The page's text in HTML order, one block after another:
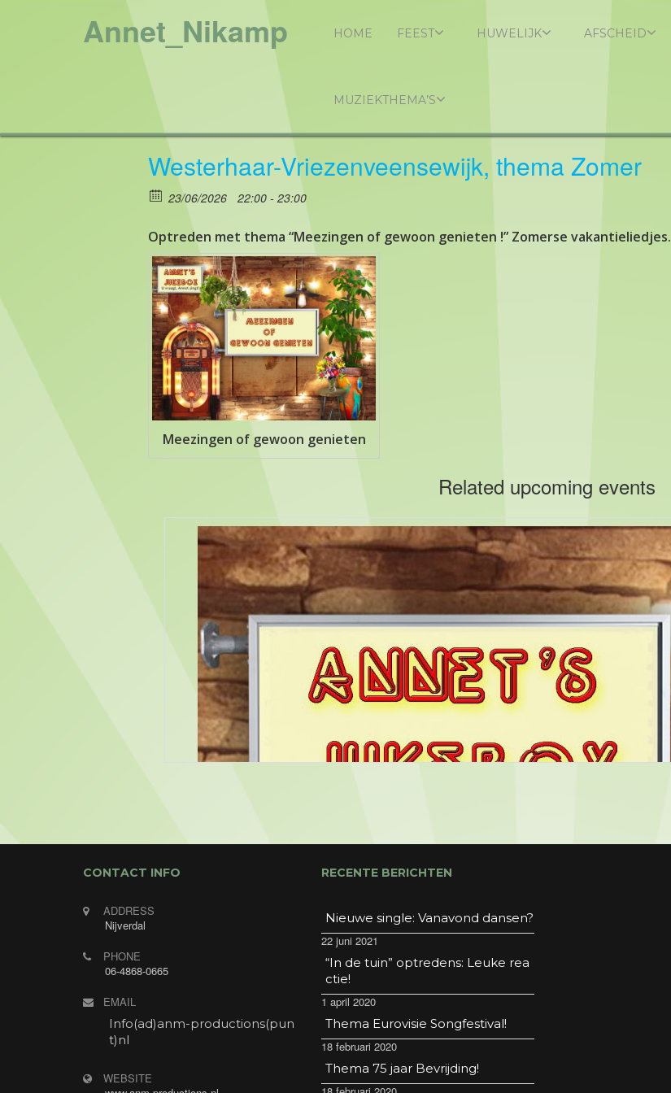
Annet_Nikamp HOME FEEST HUWELIJK AFSCHEID
MUZIEKTHEMA’S
Westerhaar-Vriezenveensewijk, thema Zomer
23/06/2026 22:00 - 23:00
Optreden met thema “Meezingen of gewoon genieten !” Zomerse vakantieliedjes.
Meezingen of gewoon genieten
Related upcoming events
CONTACT INFO
ADDRESS
Nijverdal
PHONE
06-4868-0665
EMAIL
Info(ad)anm-productions(pun
t)nl
WEBSITE
RECENTE BERICHTEN
Nieuwe single: Vanavond dansen?
22 juni 2021
“In de tuin” optredens: Leuke rea
ctie!
1 april 2020
Thema Eurovisie Songfestival!
18 februari 2020
Thema 75 jaar Bevrijding!